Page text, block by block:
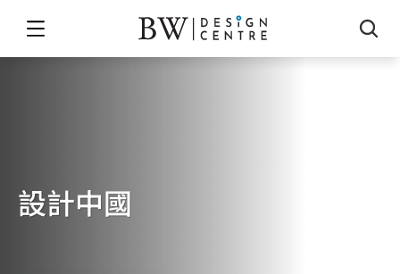
設計中國